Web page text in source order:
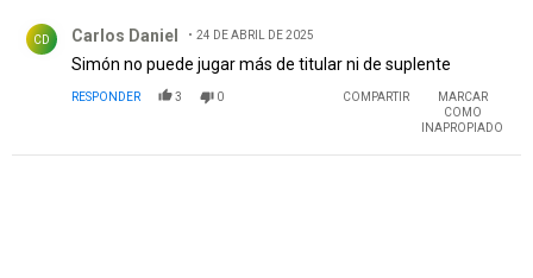
CD Carlos Daniel 24 DE ABRIL DE 2025
Simón no puede jugar más de titular ni de suplente
RESPONDER 3 0 COMPARTIR
MARCAR
COMO
INAPROPIADO